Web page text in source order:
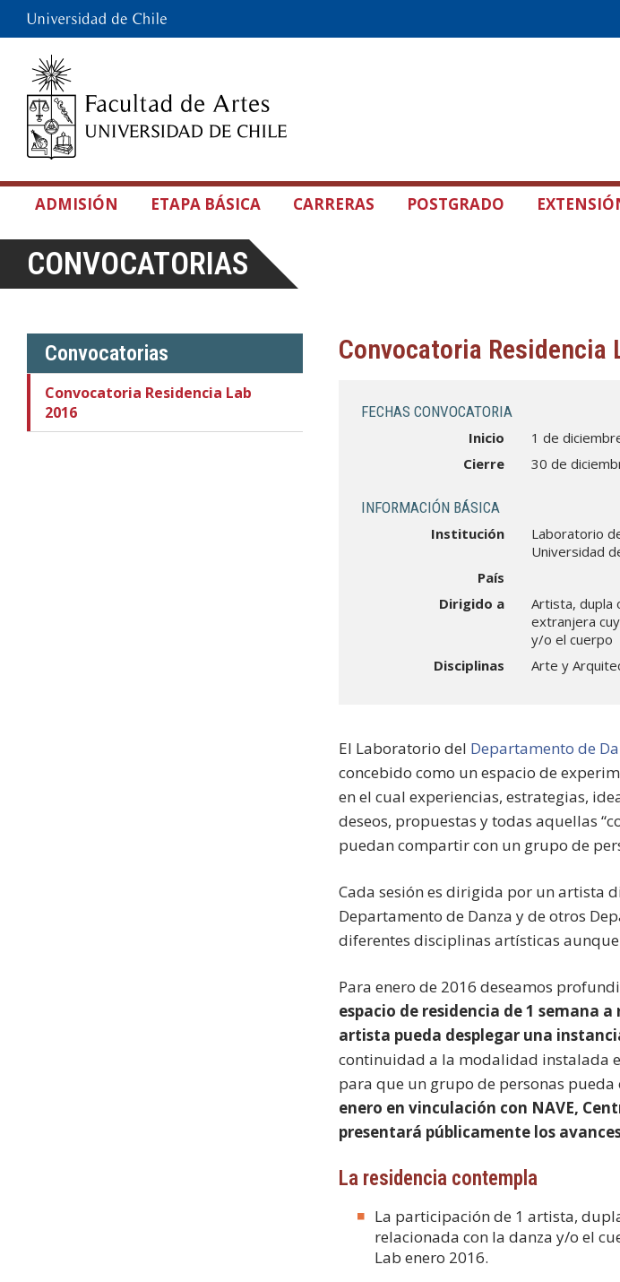
ADMISIÓN ETAPA BÁSICA CARRERAS POSTGRADO
CONVOCATORIAS
Convocatorias
Convocatoria Residencia Lab
2016
Convocatoria Residencia
FECHAS CONVOCATORIA
Inicio
1 de
Cierre
30 de
INFORMACIÓN BÁSICA
Institución
Laboratorio
Universidad
País
Dirigido a
Artista, dupla
extranjera
y/o el cuerpo
Disciplinas
Arte y
El Laboratorio del Departamento de
concebido como un espacio de
en el cual experiencias, estrategias,
deseos, propuestas y todas aquellas
puedan compartir con un grupo de
Cada sesión es dirigida por un artista
Departamento de Danza y de otros
diferentes disciplinas artísticas
Para enero de 2016 deseamos
espacio de residencia de 1 semana
artista pueda desplegar una
continuidad a la modalidad instalada
para que un grupo de personas
enero en vinculación con NAVE,
presentará públicamente los
La residencia contempla
La participación de 1 artista,
relacionada con la danza y/o el
Lab enero 2016.